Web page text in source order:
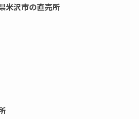
米沢市の直売所